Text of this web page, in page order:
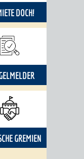
DOCH!
GREMIEN